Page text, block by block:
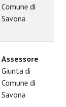
Comune di
Savona
Assessore
Giunta di
Comune di
Savona